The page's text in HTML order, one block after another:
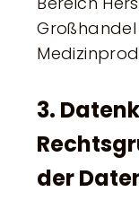
3.
der